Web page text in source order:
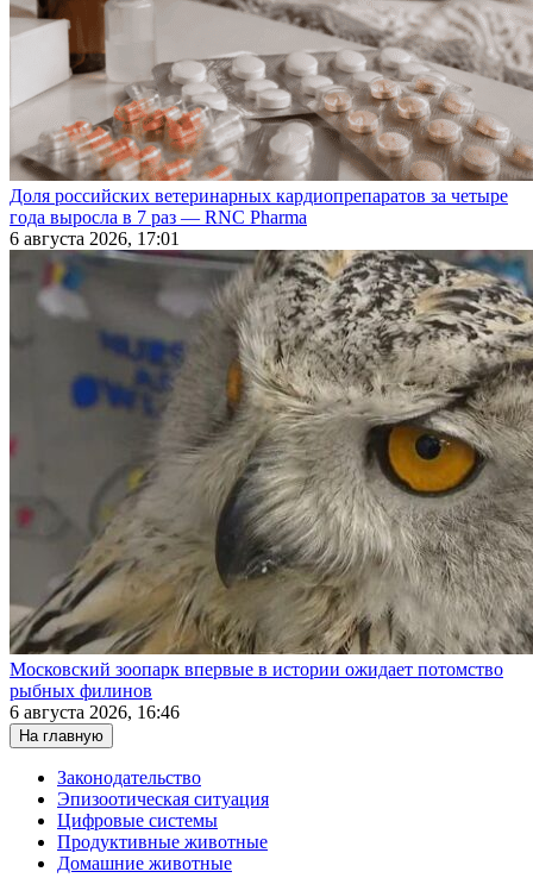
Доля российских ветеринарных кардиопрепаратов за четыре
года выросла в 7 раз — RNC Pharma
6 августа 2026, 17:01
Московский зоопарк впервые в истории ожидает потомство
рыбных филинов
6 августа 2026, 16:46
На главную
Законодательство
Эпизоотическая ситуация
Цифровые системы
Продуктивные животные
Домашние животные